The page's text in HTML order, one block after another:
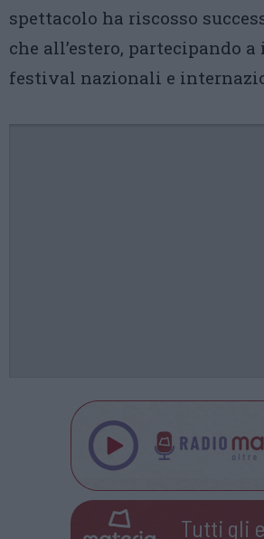
spettacolo ha riscosso
che all’estero, partecipando
festival nazionali e
Tutti gli